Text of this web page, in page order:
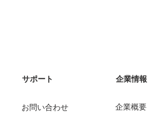
サポート 企業情報
お問い合わせ
企業概要